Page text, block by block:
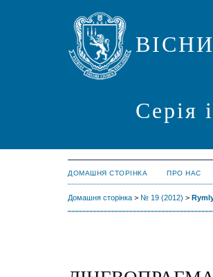
Серія
ДОМАШНЯ СТОРІНКА ПРО НАС
Домашня сторінка > № 19 (2012) >